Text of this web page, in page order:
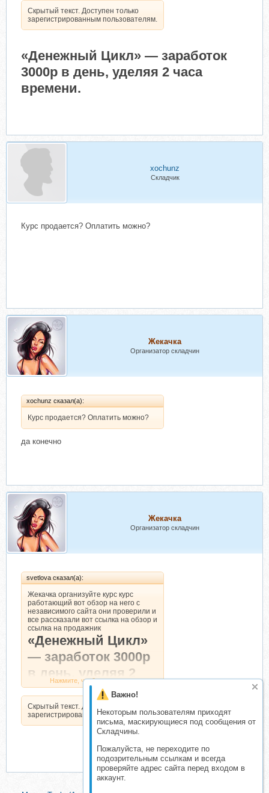
Важно!
Некоторым пользователям приходят
письма, маскирующиеся под сообщения от
Складчины.
Пожалуйста, не переходите по
подозрительным ссылкам и всегда
проверяйте адрес сайта перед входом в
аккаунт.
Нажмите, чтобы раскрыть...
4)
Скрытый текст. Доступен
только зарегистрированным
пользователям.
Нажмите, чтобы раскрыть...
пользователям.
Скрытый текст. Доступен только
зарегистрированным пользователям.
«Денежный Цикл» — заработок
3000р в день, уделяя 2 часа
времени.
xochunz
Складчик
Курс продается? Оплатить можно?
Жекачка
Организатор складчин
xochunz сказал(а):
Курс продается? Оплатить можно?
да конечно
Жекачка
Организатор складчин
svetlova сказал(а):
Жекачка организуйте курс курс
работающий вот обзор на него с
независимого сайта они проверили и
все рассказали вот ссылка на обзор и
ссылка на продажник
«Денежный Цикл»
— заработок 3000р
в день, уделяя 2
часа времени.
Нажмите, чтобы раскрыть...
Скрытый текст. Доступен только
зарегистрированным пользователям.